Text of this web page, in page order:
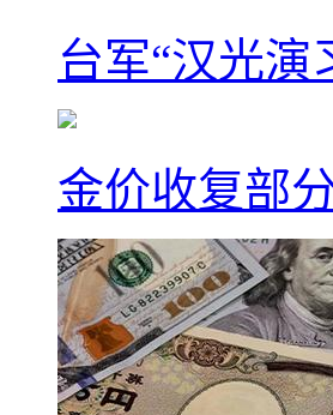
台军“汉光演
金价收复部